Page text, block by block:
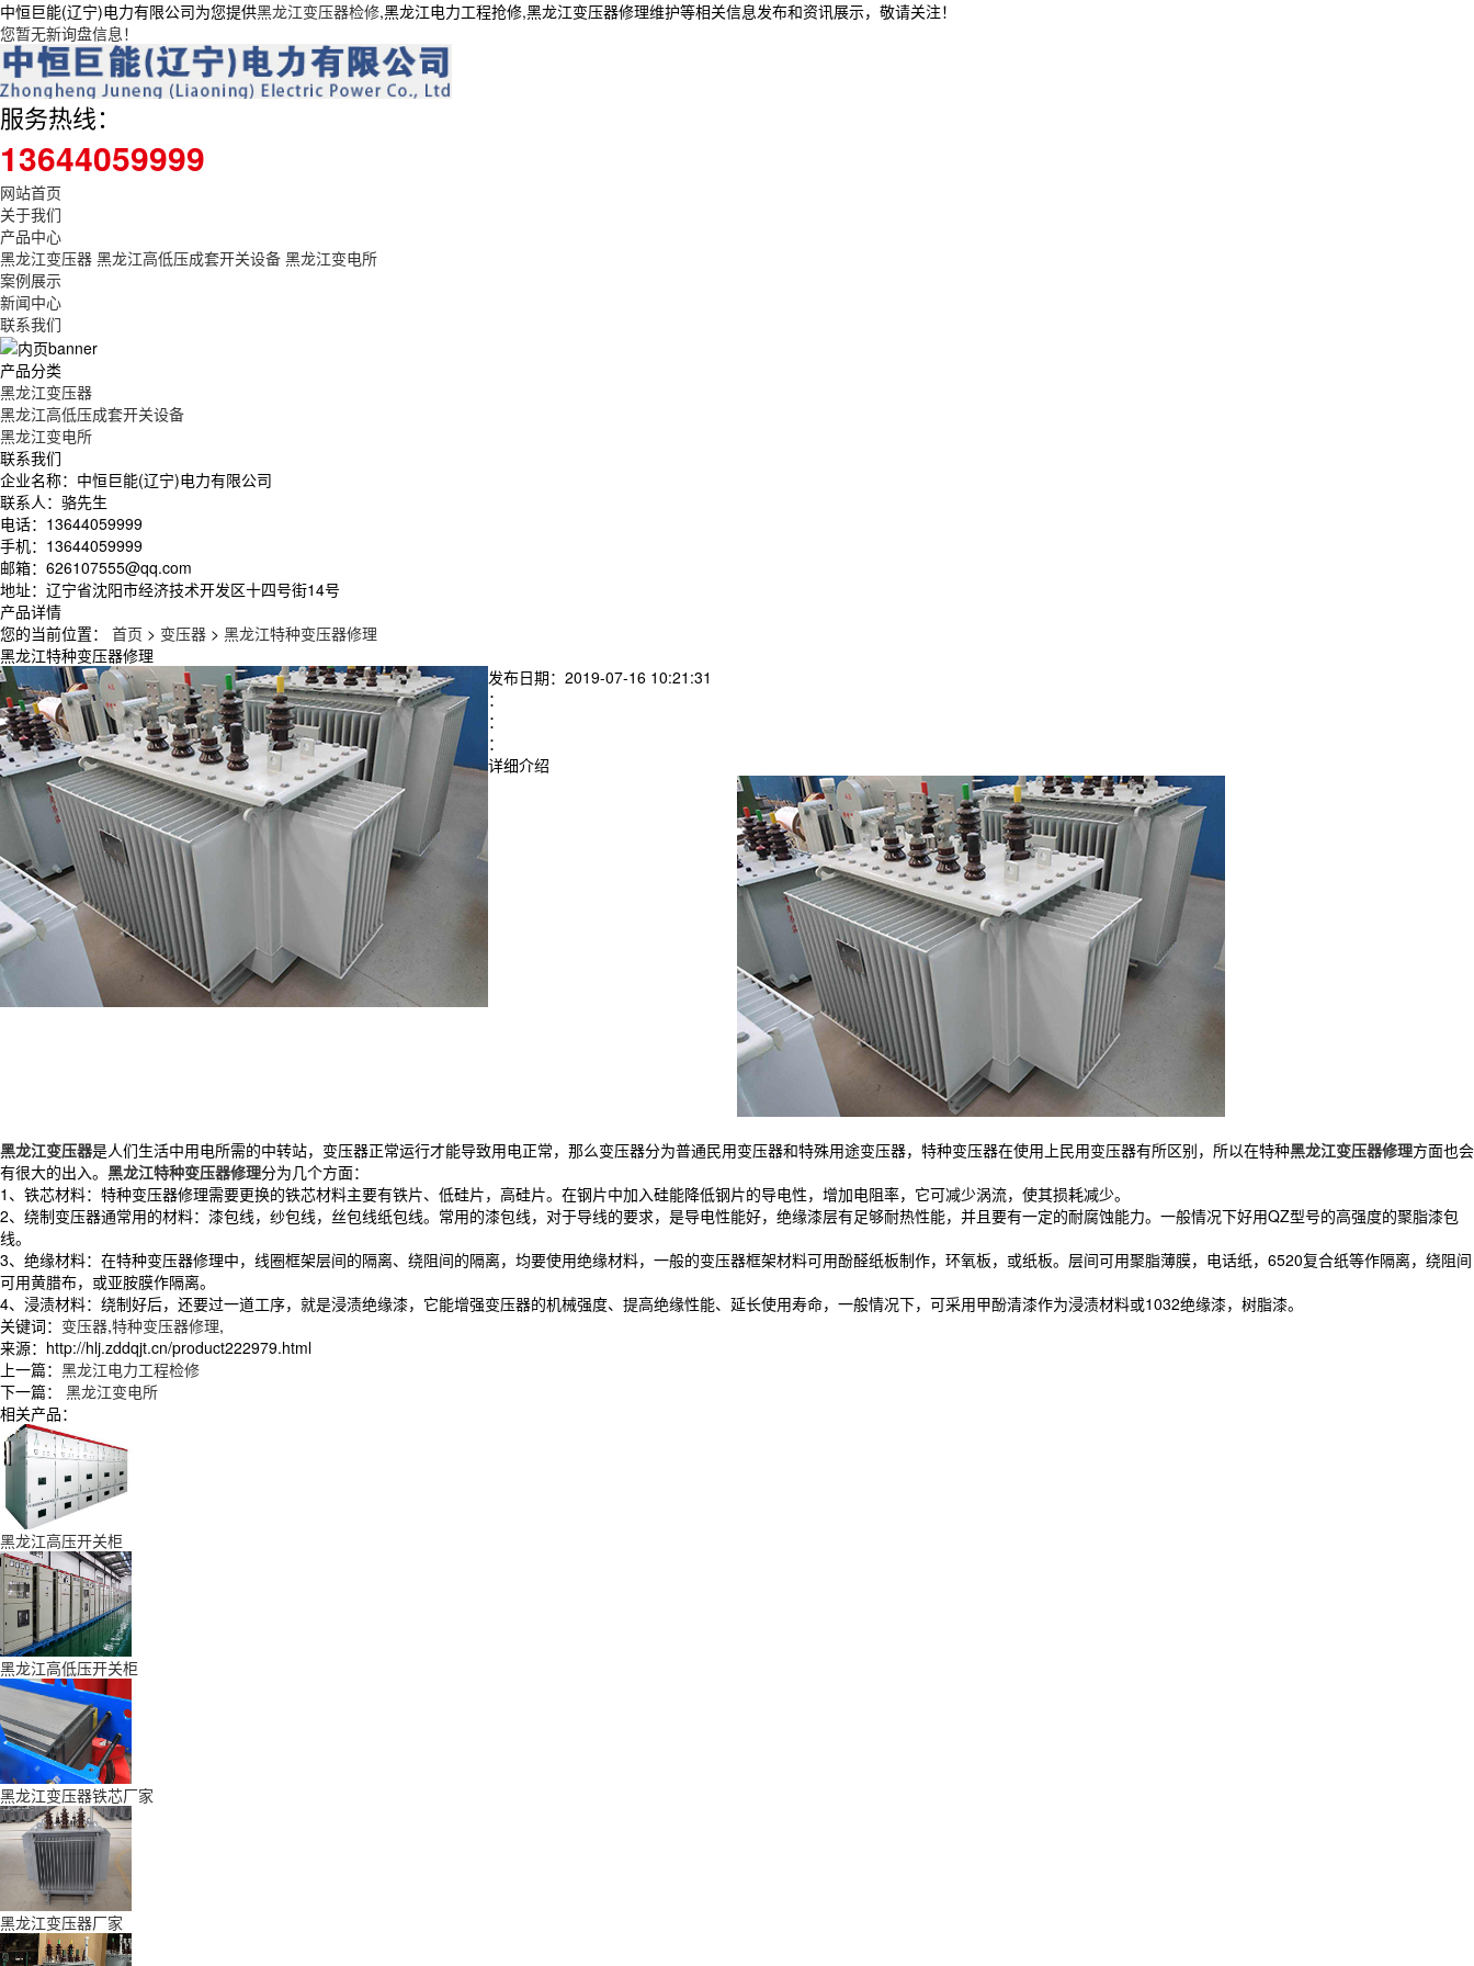
中恒巨能(辽宁)电力有限公司为您提供黑龙江变压器检修,黑龙江电力工程抢修,黑龙江变压器修理维护等相关信息发布和资讯展示，敬请关注！
您暂无新询盘信息！
服务热线：
13644059999
网站首页
关于我们
产品中心
黑龙江变压器 黑龙江高低压成套开关设备 黑龙江变电所
案例展示
新闻中心
联系我们
产品分类
黑龙江变压器
黑龙江高低压成套开关设备
黑龙江变电所
联系我们
企业名称：中恒巨能(辽宁)电力有限公司
联系人：骆先生
电话：13644059999
手机：13644059999
邮箱：626107555@qq.com
地址：辽宁省沈阳市经济技术开发区十四号街14号
产品详情
您的当前位置： 首页 > 变压器 > 黑龙江特种变压器修理
黑龙江特种变压器修理
发布日期：2019-07-16 10:21:31
：
：
：
详细介绍
黑龙江变压器是人们生活中用电所需的中转站，变压器正常运行才能导致用电正常，那么变压器分为普通民用变压器和特殊用途变压器，特种变压器在使用上民用变压器有所区别，所以在特种黑龙江变压器修理方面也会
有很大的出入。 黑龙江特种变压器修理分为几个方面：
1、铁芯材料：特种变压器修理需要更换的铁芯材料主要有铁片、低硅片，高硅片。在钢片中加入硅能降低钢片的导电性，增加电阻率，它可减少涡流，使其损耗减少。
2、绕制变压器通常用的材料：漆包线，纱包线，丝包线纸包线。常用的漆包线，对于导线的要求，是导电性能好，绝缘漆层有足够耐热性能，并且要有一定的耐腐蚀能力。一般情况下好用QZ型号的高强度的聚脂漆包
线。
3、绝缘材料：在特种变压器修理中，线圈框架层间的隔离、绕阻间的隔离，均要使用绝缘材料，一般的变压器框架材料可用酚醛纸板制作，环氧板，或纸板。层间可用聚脂薄膜，电话纸，6520复合纸等作隔离，绕阻间
可用黄腊布，或亚胺膜作隔离。
4、浸渍材料：绕制好后，还要过一道工序，就是浸渍绝缘漆，它能增强变压器的机械强度、提高绝缘性能、延长使用寿命，一般情况下，可采用甲酚清漆作为浸渍材料或1032绝缘漆，树脂漆。
关键词： 变压器,特种变压器修理,
来源：http://hlj.zddqjt.cn/product222979.html
上一篇： 黑龙江电力工程检修
下一篇： 黑龙江变电所
相关产品：
黑龙江高压开关柜
黑龙江高低压开关柜
黑龙江变压器铁芯厂家
黑龙江变压器厂家